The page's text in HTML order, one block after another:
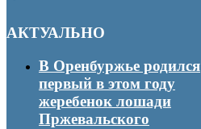
АКТУАЛЬНО
В Оренбуржье родился
первый в этом году
жеребенок лошади
Пржевальского